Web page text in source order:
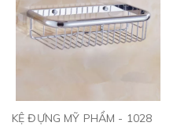
KỆ ĐỰNG MỸ PHẨM - 1028